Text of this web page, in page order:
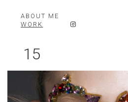
ÜBERSPRINGEN
ABOUT ME
WORK
15